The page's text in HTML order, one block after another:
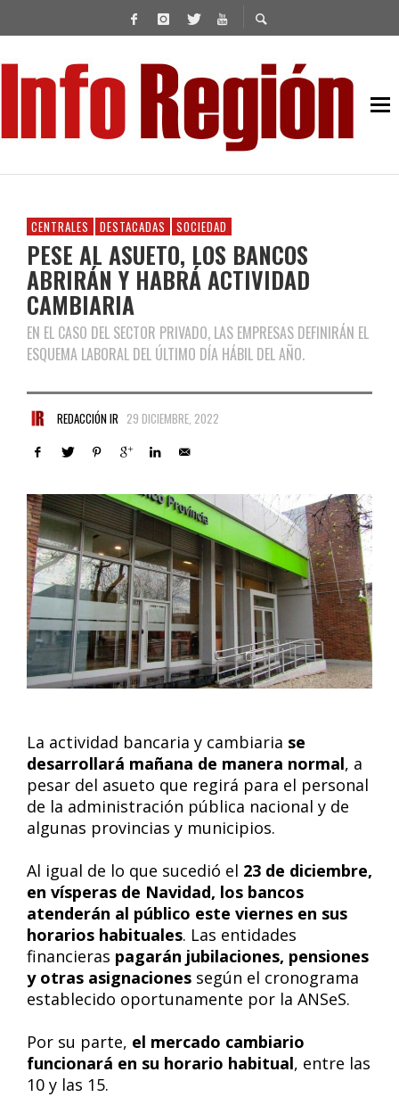
CENTRALES DESTACADAS SOCIEDAD
PESE AL ASUETO, LOS BANCOS
ABRIRÁN Y HABRÁ ACTIVIDAD
CAMBIARIA
EN EL CASO DEL SECTOR PRIVADO, LAS EMPRESAS DEFINIRÁN EL
ESQUEMA LABORAL DEL ÚLTIMO DÍA HÁBIL DEL AÑO.
REDACCIÓN IR 29 DICIEMBRE, 2022
La actividad bancaria y cambiaria se
desarrollará mañana de manera normal, a
pesar del asueto que regirá para el personal
de la administración pública nacional y de
algunas provincias y municipios.
Al igual de lo que sucedió el 23 de diciembre,
en vísperas de Navidad, los bancos
atenderán al público este viernes en sus
horarios habituales. Las entidades
financieras pagarán jubilaciones, pensiones
y otras asignaciones según el cronograma
establecido oportunamente por la ANSeS.
Por su parte, el mercado cambiario
funcionará en su horario habitual, entre las
10 y las 15.